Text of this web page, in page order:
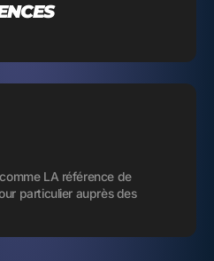
LA référence de
particulier auprès des